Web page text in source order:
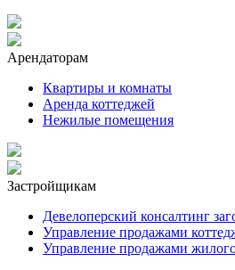
Арендаторам
Квартиры и комнаты
Аренда коттеджей
Нежилые помещения
Застройщикам
Девелоперский консалтинг
Управление продажами
Управление продажами